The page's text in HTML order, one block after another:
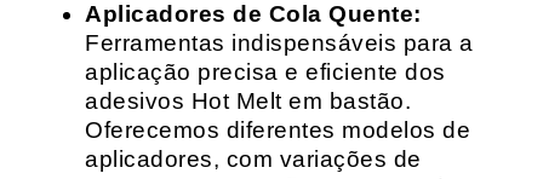
Aplicadores de Cola Quente:
Ferramentas indispensáveis para a
aplicação precisa e eficiente dos
adesivos Hot Melt em bastão.
Oferecemos diferentes modelos de
aplicadores, com variações de